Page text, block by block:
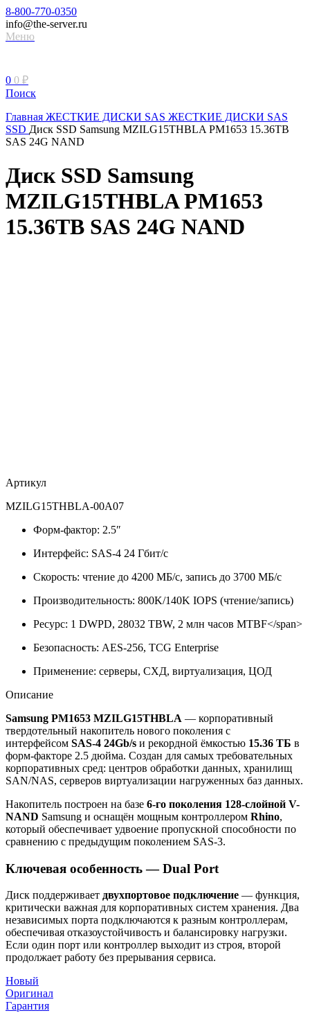
8-800-770-0350
info@the-server.ru
Меню
0 0 ₽
Поиск
Главная ЖЕСТКИЕ ДИСКИ SAS ЖЕСТКИЕ ДИСКИ SAS
SSD Диск SSD Samsung MZILG15THBLA PM1653 15.36TB
SAS 24G NAND
Диск SSD Samsung
MZILG15THBLA PM1653
15.36TB SAS 24G NAND
Артикул
MZILG15THBLA-00A07
Форм-фактор: 2.5″
Интерфейс: SAS-4 24 Гбит/с
Скорость: чтение до 4200 МБ/с, запись до 3700 МБ/с
Производительность: 800K/140K IOPS (чтение/запись)
Ресурс: 1 DWPD, 28032 TBW, 2 млн часов MTBF</span>
Безопасность: AES-256, TCG Enterprise
Применение: серверы, СХД, виртуализация, ЦОД
Описание
Samsung PM1653 MZILG15THBLA — корпоративный
твердотельный накопитель нового поколения с
интерфейсом SAS-4 24Gb/s и рекордной ёмкостью 15.36 ТБ в
форм-факторе 2.5 дюйма. Создан для самых требовательных
корпоративных сред: центров обработки данных, хранилищ
SAN/NAS, серверов виртуализации нагруженных баз данных.
Накопитель построен на базе 6-го поколения 128-слойной V-
NAND Samsung и оснащён мощным контроллером Rhino,
который обеспечивает удвоение пропускной способности по
сравнению с предыдущим поколением SAS-3.
Ключевая особенность — Dual Port
Диск поддерживает двухпортовое подключение — функция,
критически важная для корпоративных систем хранения. Два
независимых порта подключаются к разным контроллерам,
обеспечивая отказоустойчивость и балансировку нагрузки.
Если один порт или контроллер выходит из строя, второй
продолжает работу без прерывания сервиса.
Новый
Оригинал
Гарантия